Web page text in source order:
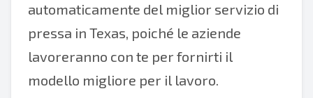
automaticamente del miglior servizio di
pressa in Texas, poiché le aziende
lavoreranno con te per fornirti il
modello migliore per il lavoro.